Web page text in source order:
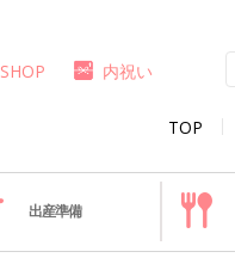
TOP
SHOP 内祝い
出産準備